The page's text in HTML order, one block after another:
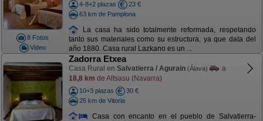
8 Fotos
Video
4-8+2 plazas
23 €
63 km de Pamplona
La casa ha sido totalmente reformada, respetando
tanto sus materiales como su estructura, ya que data del
año 1880. Casa rural Lazkano es un ...
Zadorra Etxea
Casa Rural en Salvatierra / Agurain (Álava)
a
18,8 km de Altsasu (Navarra)
10+3 plazas
30 €
25 km de Vitoria
Casa con encanto en el pueblo de Salvatierra-